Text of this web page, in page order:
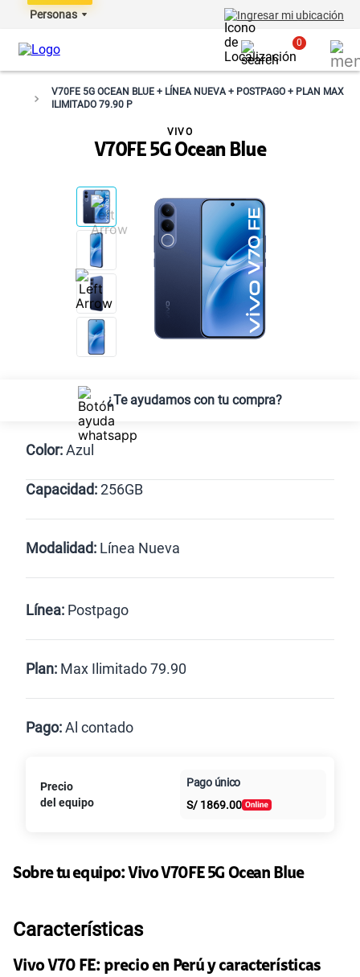
Personas Ingresar mi ubicación
0
V70FE 5G OCEAN BLUE + LÍNEA NUEVA + POSTPAGO + PLAN MAX
ILIMITADO 79.90 P
V70FE 5G Ocean Blue
VIVO
¿Te ayudamos con tu compra?
Color:Azul
Azul
Capacidad:256GB
256GB
Modalidad: Línea Nueva
Renovación Celular liberado
Línea: Postpago
Postpago
Plan: Max Ilimitado 79.90
125GBen alta velocidad
S/
Paga solo
Pago:Al contado
Al contado Cuotas Claro
intereses
Precio
del equipo
Pago único
S/ 1869.00
Sobre tu equipo: Vivo V70FE 5G Ocean Blue
Características
Vivo V70 FE: precio en Perú y características